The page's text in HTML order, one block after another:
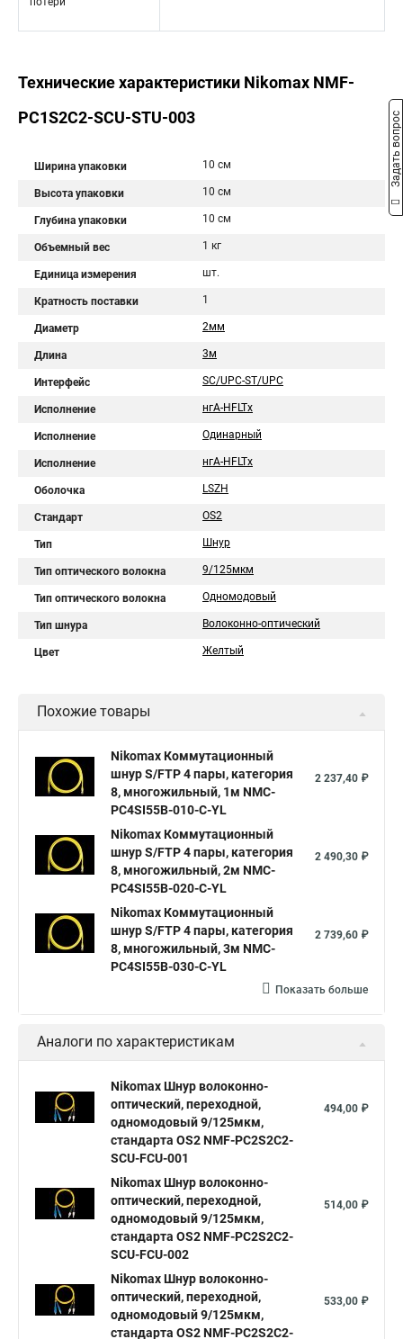
Технические характеристики Nikomax NMF-
PC1S2C2-SCU-STU-003
Ширина упаковки 10 см
Высота упаковки 10 см
Глубина упаковки 10 см
Объемный вес 1 кг
Единица измерения шт.
Кратность поставки 1
Диаметр 2мм
Длина 3м
Интерфейс SC/UPC-ST/UPC
Исполнение нгA-HFLTx
Исполнение Одинарный
Исполнение нгА-HFLTx
Оболочка LSZH
Стандарт OS2
Тип Шнур
Тип оптического волокна 9/125мкм
Тип оптического волокна Одномодовый
Тип шнура Волоконно-оптический
Цвет Желтый
Похожие товары
Nikomax Коммутационный
шнур S/FTP 4 пары, категория
8, многожильный, 1м NMC-
PC4SI55B-010-C-YL
2 237,40 ₽
Nikomax Коммутационный
шнур S/FTP 4 пары, категория
8, многожильный, 2м NMC-
PC4SI55B-020-C-YL
2 490,30 ₽
Nikomax Коммутационный
шнур S/FTP 4 пары, категория
8, многожильный, 3м NMC-
PC4SI55B-030-C-YL
2 739,60 ₽
Показать больше
Аналоги по характеристикам
Nikomax Шнур волоконно-
оптический, переходной,
одномодовый 9/125мкм,
стандарта OS2 NMF-PC2S2C2-
SCU-FCU-001
494,00 ₽
Nikomax Шнур волоконно-
оптический, переходной,
одномодовый 9/125мкм,
стандарта OS2 NMF-PC2S2C2-
SCU-FCU-002
514,00 ₽
Nikomax Шнур волоконно-
оптический, переходной,
одномодовый 9/125мкм,
стандарта OS2 NMF-PC2S2C2-
533,00 ₽
Задать вопрос